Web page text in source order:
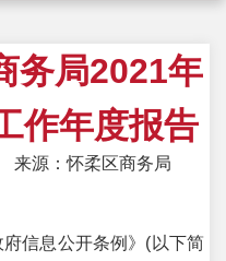
务局2021年
作年度报告
来源：怀柔区商务局
信息公开条例》(以下简